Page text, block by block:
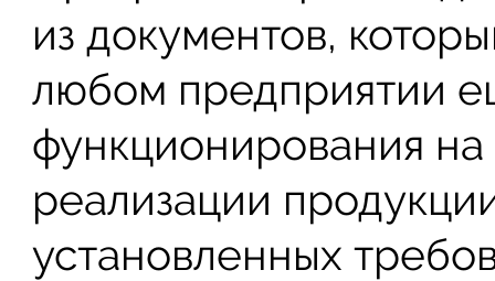
из документов,
любом предприятии
функционирования
реализации
установленных